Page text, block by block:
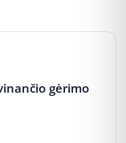
gėrimo